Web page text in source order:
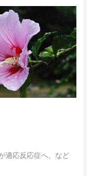
メ
ニ
ュ
ー
適応反応症へ、など